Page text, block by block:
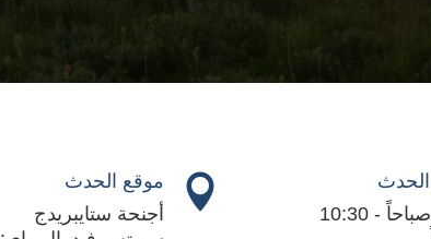

موقع الحدث
أجنحة ستايبريدج
9:00 صباحاً - 10:30